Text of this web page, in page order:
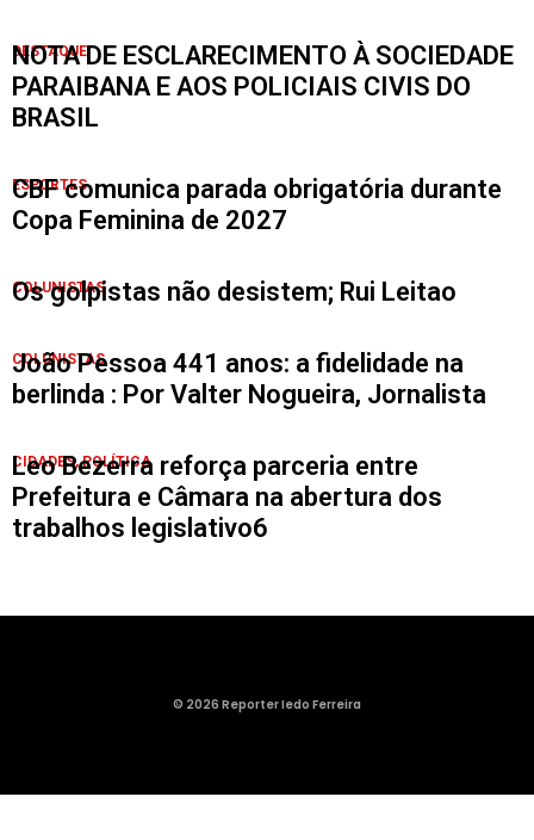
DESTAQUE
NOTA DE ESCLARECIMENTO À SOCIEDADE
PARAIBANA E AOS POLICIAIS CIVIS DO
BRASIL
ESPORTES
CBF comunica parada obrigatória durante
Copa Feminina de 2027
COLUNISTAS
Os golpistas não desistem; Rui Leitao
COLUNISTAS
João Pessoa 441 anos: a fidelidade na
berlinda : Por Valter Nogueira, Jornalista
CIDADES,POLÍTICA
Leo Bezerra reforça parceria entre
Prefeitura e Câmara na abertura dos
trabalhos legislativo6
© 2026 Reporter Iedo Ferreira